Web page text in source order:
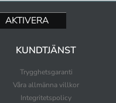
KUNDTJÄNST
Trygghetsgaranti
Våra allmänna villkor
Integritetspolicy